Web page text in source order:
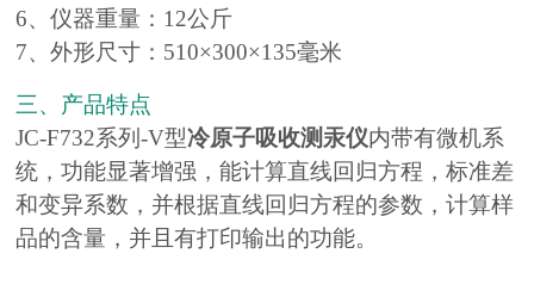
6、仪器重量：12公斤
7、外形尺寸：510×300×135毫米
三、产品特点
JC-F732系列-V型冷原子吸收测汞仪内带有微机系
统，功能显著增强，能计算直线回归方程，标准差
和变异系数，并根据直线回归方程的参数，计算样
品的含量，并且有打印输出的功能。